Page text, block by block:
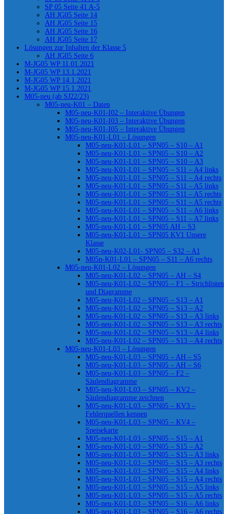
SP 05 Seite 41 A-5
AH JG05 Seite 14
AH JG05 Seite 15
AH JG05 Seite 16
AH JG05 Seite 17
Lösungen zur Inhalten der Klasse 5
AH JG05 Seite 6
M-JG05 WP 11.01.2021
M-JG05 WP 13.1.2021
M-JG05 WP 14.1.2021
M-JG05 WP 15.1.2021
M05-neu (ab SJ22/23)
M05-neu-K01 – Daten
M05-neu-K01-I02 – Interaktive Übungen
M05-neu-K01-I03 – Interaktive Übungen
M05-neu-K01-I05 – Interaktive Übungen
M05-neu-K01-L01 – Lösungen
M05-neu-K01-L01 – SPN05 – S10 – A1
M05-neu-K01-L01 – SPN05 – S10 – A2
M05-neu-K01-L01 – SPN05 – S10 – A3
M05-neu-K01-L01 – SPN05 – S11 – A4 links
M05-neu-K01-L01 – SPN05 – S11 – A4 rechts
M05-neu-K01-L01 – SPN05 – S11 – A5 links
M05-neu-K01-L01 – SPN05 – S11 – A5 rechts
M05-neu-K01-L01 – SPN05 – S11 – A5 rechts
M05-neu-K01-L01 – SPN05 – S11 – A6 links
M05-neu-K01-L01 – SPN05 – S11 – A7 links
M05-neu-K01-L01 – SPN05 AH – S3
M05-neu-K01-L01 – SPN05 KV1 Unsere
Klasse
M05-neu-K02-L01- SPN05 – S32 – A1
M05n-K01-L01 – SPN05 – S11 – A6 rechts
M05-neu-K01-L02 – Lösungen
M05-neu-K01-L02 – SPN05 – AH – S4
M05-neu-K01-L02 – SPN05 – F1 – Strichlisten
und Diagramme
M05-neu-K01-L02 – SPN05 – S13 – A1
M05-neu-K01-L02 – SPN05 – S13 – A2
M05-neu-K01-L02 – SPN05 – S13 – A3 links
M05-neu-K01-L02 – SPN05 – S13 – A3 rechts
M05-neu-K01-L02 – SPN05 – S13 – A4 links
M05-neu-K01-L02 – SPN05 – S13 – A4 rechts
M05-neu-K01-L03 – Lösungen
M05-neu-K01-L03 – SPN05 – AH – S5
M05-neu-K01-L03 – SPN05 – AH – S6
M05-neu-K01-L03 – SPN05 – F2 –
Säulendiagramme
M05-neu-K01-L03 – SPN05 – KV2 –
Säulendiagramme zeichnen
M05-neu-K01-L03 – SPN05 – KV3 –
Fehlerquellen kennen
M05-neu-K01-L03 – SPN05 – KV4 –
Speisekarte
M05-neu-K01-L03 – SPN05 – S15 – A1
M05-neu-K01-L03 – SPN05 – S15 – A2
M05-neu-K01-L03 – SPN05 – S15 – A3 links
M05-neu-K01-L03 – SPN05 – S15 – A3 rechts
M05-neu-K01-L03 – SPN05 – S15 – A4 links
M05-neu-K01-L03 – SPN05 – S15 – A4 rechts
M05-neu-K01-L03 – SPN05 – S15 – A5 links
M05-neu-K01-L03 – SPN05 – S15 – A5 rechts
M05-neu-K01-L03 – SPN05 – S16 – A6 links
M05-neu-K01-L03 – SPN05 – S16 – A6 rechts